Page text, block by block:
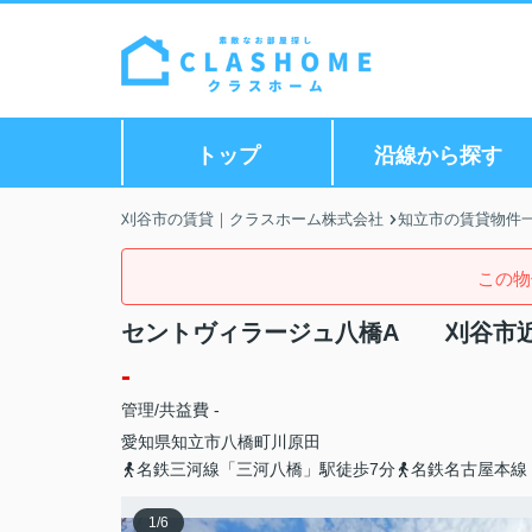
トップ 沿線から探す
刈谷市の賃貸｜クラスホーム株式会社 知立市の賃貸物件
この
セントヴィラージュ八橋A 刈谷市
-
管理/共益費 -
愛知県知立市八橋町川原田
名鉄三河線「三河八橋」駅徒歩7分
名鉄名古屋本
1/6